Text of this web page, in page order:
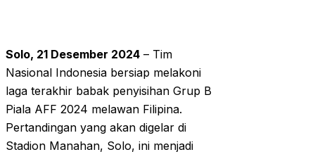
Solo, 21 Desember 2024 – Tim
Nasional Indonesia bersiap melakoni
laga terakhir babak penyisihan Grup B
Piala AFF 2024 melawan Filipina.
Pertandingan yang akan digelar di
Stadion Manahan, Solo, ini menjadi